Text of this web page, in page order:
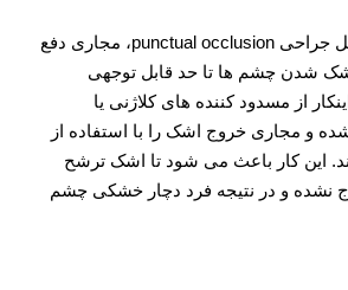
می توان با انجام عمل جراحی punctual occlusion، مجاری دفع
شدن چشم ها تا حد قابل توجهی
از مسدود کننده های کلاژنی یا
و مجاری خروج اشک را با استفاده از
این کار باعث می شود تا اشک ترشح
نشده و در نتیجه فرد دچار خشکی چشم